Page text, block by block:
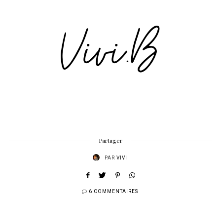
Partager
PAR VIVI
6 COMMENTAIRES